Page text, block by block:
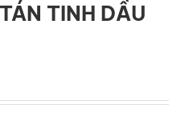
TINH DẦU